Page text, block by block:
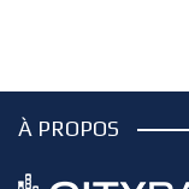
À PROPOS